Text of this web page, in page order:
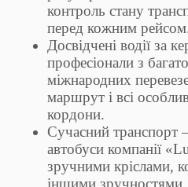
контроль стану
перед кожним
Досвідчені водії за
професіонали з
міжнародних
маршрут і всі
кордони.
Сучасний транспорт
автобуси компанії
зручними кріслами,
іншими зручностями